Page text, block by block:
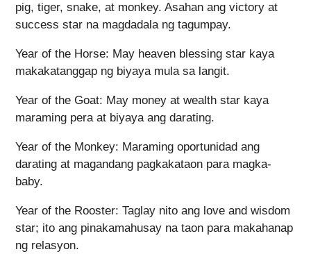
pig, tiger, snake, at monkey. Asahan ang victory at
success star na magdadala ng tagumpay.
Year of the Horse: May heaven blessing star kaya
makakatanggap ng biyaya mula sa langit.
Year of the Goat: May money at wealth star kaya
maraming pera at biyaya ang darating.
Year of the Monkey: Maraming oportunidad ang
darating at magandang pagkakataon para magka-
baby.
Year of the Rooster: Taglay nito ang love and wisdom
star; ito ang pinakamahusay na taon para makahanap
ng relasyon.